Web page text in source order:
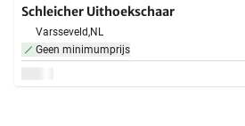
Schleicher Uithoekschaar
Varsseveld,NL
Geen minimumprijs